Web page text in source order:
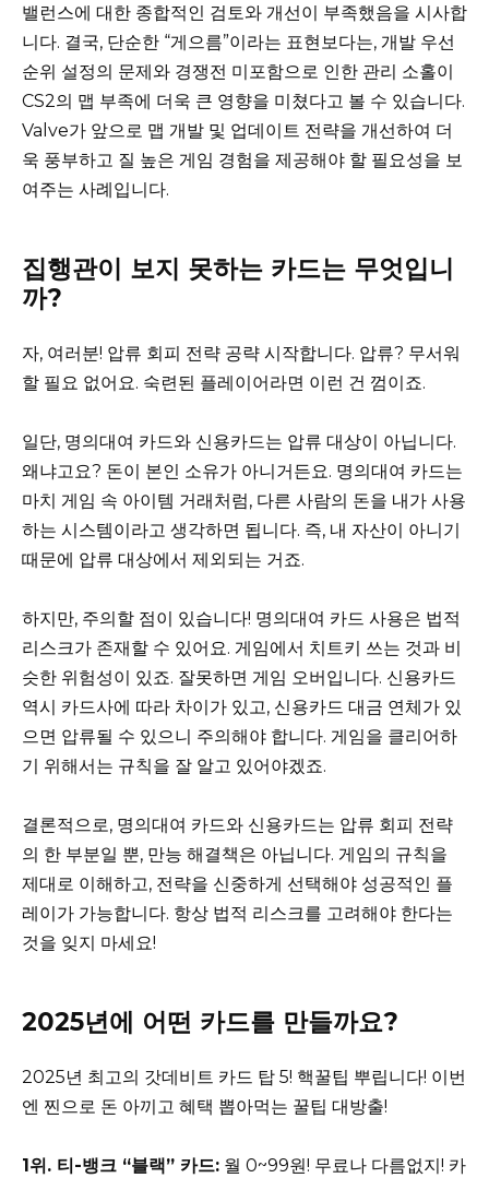
밸런스에 대한 종합적인 검토와 개선이 부족했음을 시사합
니다. 결국, 단순한 “게으름”이라는 표현보다는, 개발 우선
순위 설정의 문제와 경쟁전 미포함으로 인한 관리 소홀이
CS2의 맵 부족에 더욱 큰 영향을 미쳤다고 볼 수 있습니다.
Valve가 앞으로 맵 개발 및 업데이트 전략을 개선하여 더
욱 풍부하고 질 높은 게임 경험을 제공해야 할 필요성을 보
여주는 사례입니다.
집행관이 보지 못하는 카드는 무엇입니
까?
자, 여러분! 압류 회피 전략 공략 시작합니다. 압류? 무서워
할 필요 없어요. 숙련된 플레이어라면 이런 건 껌이죠.
일단, 명의대여 카드와 신용카드는 압류 대상이 아닙니다.
왜냐고요? 돈이 본인 소유가 아니거든요. 명의대여 카드는
마치 게임 속 아이템 거래처럼, 다른 사람의 돈을 내가 사용
하는 시스템이라고 생각하면 됩니다. 즉, 내 자산이 아니기
때문에 압류 대상에서 제외되는 거죠.
하지만, 주의할 점이 있습니다! 명의대여 카드 사용은 법적
리스크가 존재할 수 있어요. 게임에서 치트키 쓰는 것과 비
슷한 위험성이 있죠. 잘못하면 게임 오버입니다. 신용카드
역시 카드사에 따라 차이가 있고, 신용카드 대금 연체가 있
으면 압류될 수 있으니 주의해야 합니다. 게임을 클리어하
기 위해서는 규칙을 잘 알고 있어야겠죠.
결론적으로, 명의대여 카드와 신용카드는 압류 회피 전략
의 한 부분일 뿐, 만능 해결책은 아닙니다. 게임의 규칙을
제대로 이해하고, 전략을 신중하게 선택해야 성공적인 플
레이가 가능합니다. 항상 법적 리스크를 고려해야 한다는
것을 잊지 마세요!
2025년에 어떤 카드를 만들까요?
2025년 최고의 갓데비트 카드 탑 5! 핵꿀팁 뿌립니다! 이번
엔 찐으로 돈 아끼고 혜택 뽑아먹는 꿀팁 대방출!
1위. 티-뱅크 “블랙” 카드: 월 0~99원! 무료나 다름없지! 카